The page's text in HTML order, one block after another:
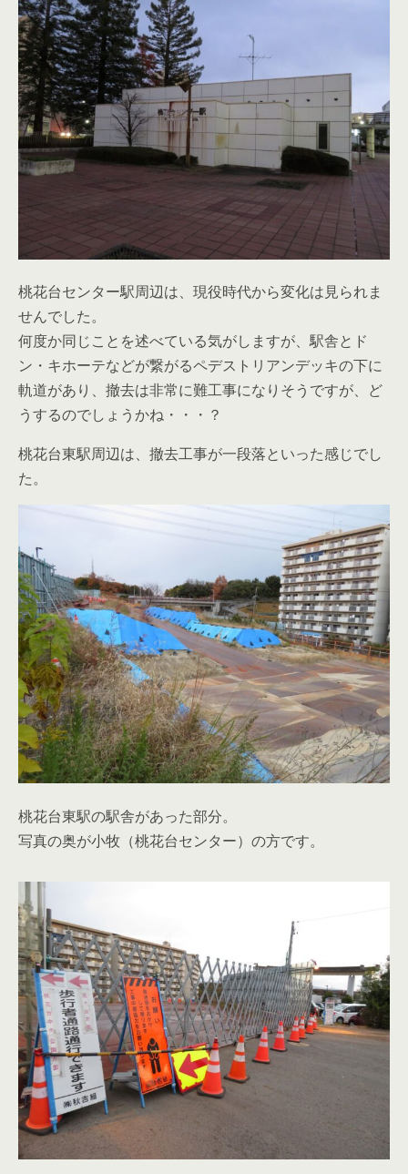
桃花台センター駅周辺は、現役時代から変化は見られま
せんでした。
何度か同じことを述べている気がしますが、駅舎とド
ン・キホーテなどが繋がるペデストリアンデッキの下に
軌道があり、撤去は非常に難工事になりそうですが、ど
うするのでしょうかね・・・？
桃花台東駅周辺は、撤去工事が一段落といった感じでし
た。
桃花台東駅の駅舎があった部分。
写真の奥が小牧（桃花台センター）の方です。